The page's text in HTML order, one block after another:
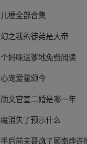
梗全部合集
之我的徒弟是大帝
妈咪送爹地免费阅读
宠爱霍颂今
文官宣二婚是哪一年
消失了预示什么
后前夫哥疯了顾南烨许